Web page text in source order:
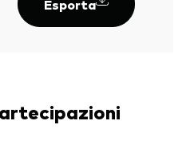
Esporta